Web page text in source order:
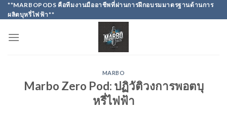
Skip
to
**MARBOPODS คือทีมงานมืออาชีพที่ผ่านการฝึกอบรมมาตรฐานด้านการ
ผลิตบุหรี่ไฟฟ้า**
MARBO
Marbo Zero Pod: ปฏิวัติวงการพอตบุ
หรี่ไฟฟ้า